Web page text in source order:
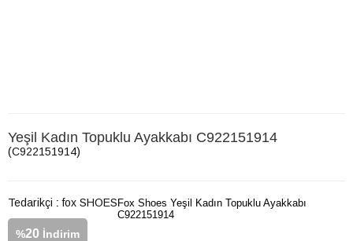
Yeşil Kadın Topuklu Ayakkabı C922151914
(C922151914)
Tedarikçi : fox SHOES
%20 İndirim
Fox Shoes Yeşil Kadın Topuklu Ayakkabı
C922151914